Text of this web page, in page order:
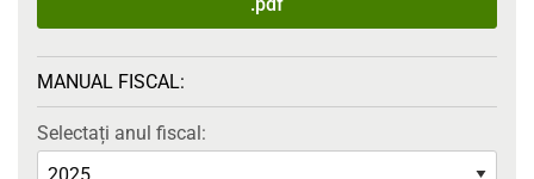
MANUAL FISCAL:
Selectați anul fiscal: